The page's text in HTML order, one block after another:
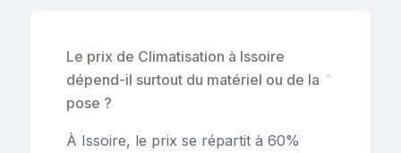
Le prix de Climatisation à Issoire
dépend-il surtout du matériel ou de la
pose ?
⌄
À Issoire, le prix se répartit à 60%